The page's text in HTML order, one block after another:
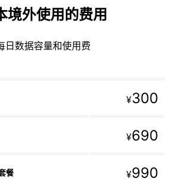
境外使用的费用
日数据容量和使用费
¥300
¥690
餐 ¥990